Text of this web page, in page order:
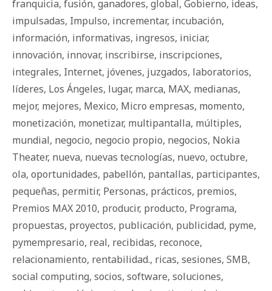
franquicia, fusión, ganadores, global, Gobierno, ideas,
impulsadas, Impulso, incrementar, incubación,
información, informativas, ingresos, iniciar,
innovación, innovar, inscribirse, inscripciones,
integrales, Internet, jóvenes, juzgados, laboratorios,
líderes, Los Ángeles, lugar, marca, MAX, medianas,
mejor, mejores, Mexico, Micro empresas, momento,
monetización, monetizar, multipantalla, múltiples,
mundial, negocio, negocio propio, negocios, Nokia
Theater, nueva, nuevas tecnologías, nuevo, octubre,
ola, oportunidades, pabellón, pantallas, participantes,
pequeñas, permitir, Personas, prácticos, premios,
Premios MAX 2010, producir, producto, Programa,
propuestas, proyectos, publicación, publicidad, pyme,
pymempresario, real, recibidas, reconoce,
relacionamiento, rentabilidad., ricas, sesiones, SMB,
social computing, socios, software, soluciones,